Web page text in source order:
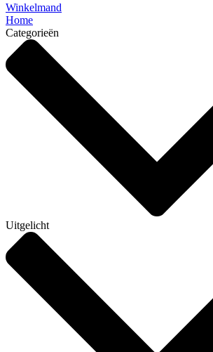
Winkelmand
Home
Categorieën
Uitgelicht